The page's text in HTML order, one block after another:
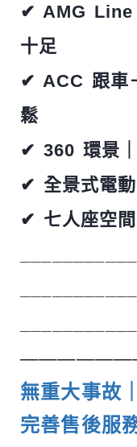
✔ AMG Line
十足
✔ ACC 跟車
鬆
✔ 360 環景
✔ 全景式電
✔ 七人座空
無重大事故
完善售後服